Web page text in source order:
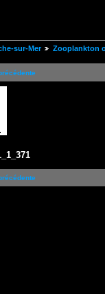
sur-Mer
Zooplankton